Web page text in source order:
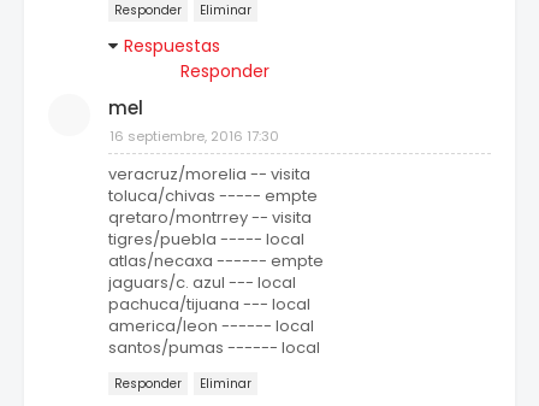
Responder Eliminar
Respuestas
Responder
mel
16 septiembre, 2016 17:30
veracruz/morelia -- visita
toluca/chivas ----- empte
qretaro/montrrey -- visita
tigres/puebla ----- local
atlas/necaxa ------ empte
jaguars/c. azul --- local
pachuca/tijuana --- local
america/leon ------ local
santos/pumas ------ local
Responder Eliminar